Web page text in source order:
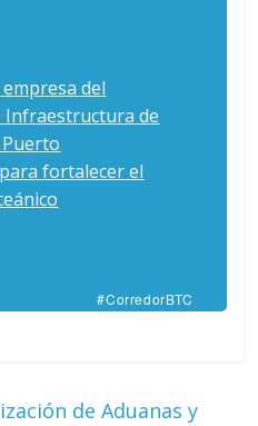
del
Infraestructura de
fortalecer el
#CorredorBTC
de Aduanas y